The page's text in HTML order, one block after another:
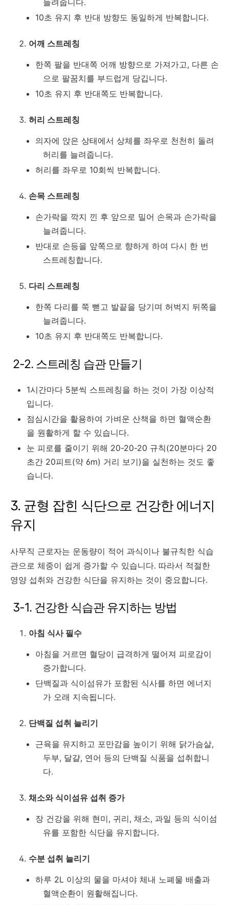
10초 유지 후 반대 방향도 동일하게 반복합니다.
어깨 스트레칭
한쪽 팔을 반대쪽 어깨 방향으로 가져가고, 다른 손
으로 팔꿈치를 부드럽게 당깁니다.
10초 유지 후 반대쪽도 반복합니다.
허리 스트레칭
의자에 앉은 상태에서 상체를 좌우로 천천히 돌려
허리를 늘려줍니다.
허리를 좌우로 10회씩 반복합니다.
손목 스트레칭
손가락을 깍지 낀 후 앞으로 밀어 손목과 손가락을
늘려줍니다.
반대로 손등을 앞쪽으로 향하게 하여 다시 한 번
스트레칭합니다.
다리 스트레칭
한쪽 다리를 쭉 뻗고 발끝을 당기며 허벅지 뒤쪽을
늘려줍니다.
10초 유지 후 반대쪽도 반복합니다.
2-2. 스트레칭 습관 만들기
1시간마다 5분씩 스트레칭을 하는 것이 가장 이상적
입니다.
점심시간을 활용하여 가벼운 산책을 하면 혈액순환
을 원활하게 할 수 있습니다.
눈 피로를 줄이기 위해 20-20-20 규칙(20분마다 20
초간 20피트(약 6m) 거리 보기)을 실천하는 것도 좋
습니다.
3. 균형 잡힌 식단으로 건강한 에너지
유지
사무직 근로자는 운동량이 적어 과식이나 불규칙한 식습
관으로 체중이 쉽게 증가할 수 있습니다. 따라서 적절한
영양 섭취와 건강한 식단을 유지하는 것이 중요합니다.
3-1. 건강한 식습관 유지하는 방법
아침 식사 필수
아침을 거르면 혈당이 급격하게 떨어져 피로감이
증가합니다.
단백질과 식이섬유가 포함된 식사를 하면 에너지
가 오래 지속됩니다.
단백질 섭취 늘리기
근육을 유지하고 포만감을 높이기 위해 닭가슴살,
두부, 달걀, 연어 등의 단백질 식품을 섭취합니
다.
채소와 식이섬유 섭취 증가
장 건강을 위해 현미, 귀리, 채소, 과일 등의 식이섬
유를 포함한 식단을 유지합니다.
수분 섭취 늘리기
하루 2L 이상의 물을 마셔야 체내 노폐물 배출과
혈액순환이 원활해집니다.